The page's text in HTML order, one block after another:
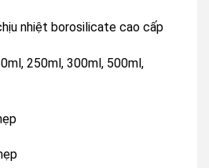
nhiệt borosilicate cao cấp
250ml, 300ml, 500ml,